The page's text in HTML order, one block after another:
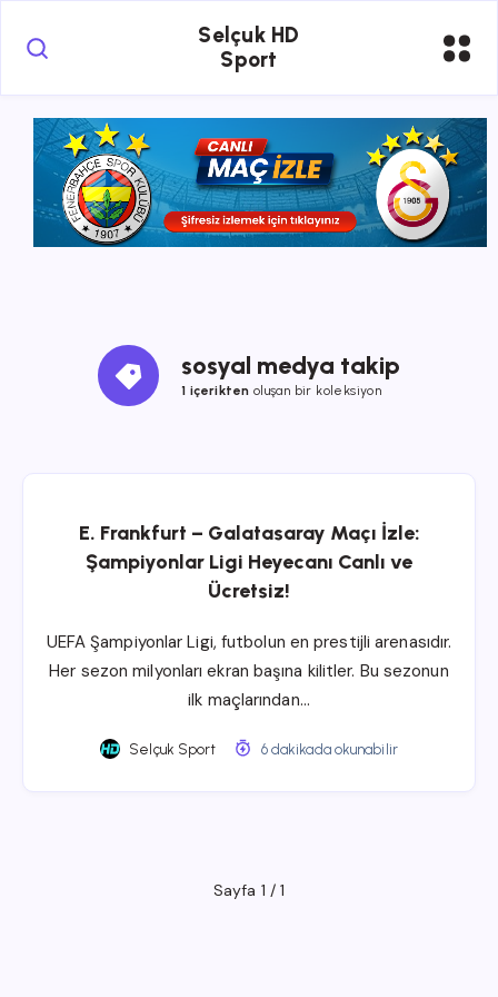
Selçuk HD
Sport
sosyal medya takip
1 içerikten oluşan bir koleksiyon
E. Frankfurt – Galatasaray Maçı İzle:
Şampiyonlar Ligi Heyecanı Canlı ve
Ücretsiz!
UEFA Şampiyonlar Ligi, futbolun en prestijli arenasıdır.
Her sezon milyonları ekran başına kilitler. Bu sezonun
ilk maçlarından…
Selçuk Sport 6 dakikada okunabilir
Sayfa 1 / 1